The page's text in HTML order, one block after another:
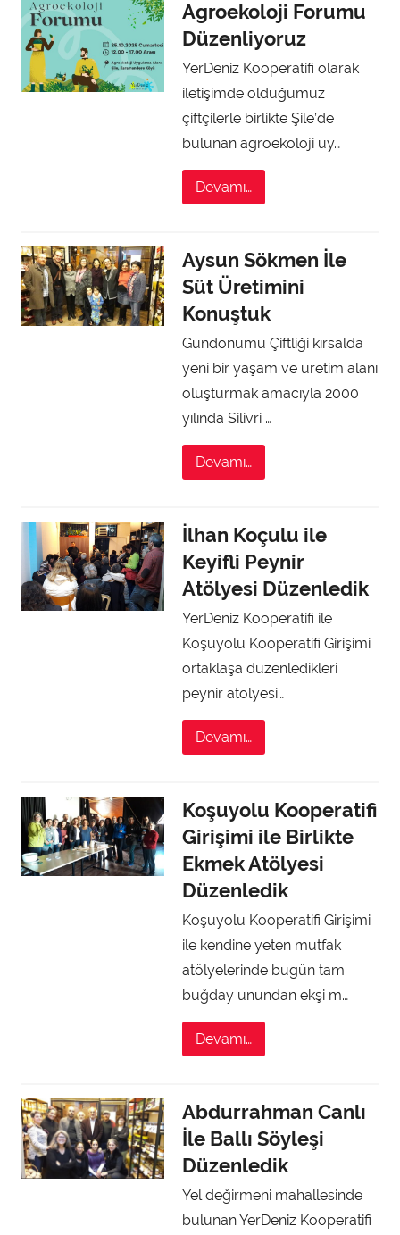
Agroekoloji Forumu
Düzenliyoruz
YerDeniz Kooperatifi olarak
iletişimde olduğumuz
çiftçilerle birlikte Şile’de
bulunan agroekoloji uy…
Devamı…
Aysun Sökmen İle
Süt Üretimini
Konuştuk
Gündönümü Çiftliği kırsalda
yeni bir yaşam ve üretim alanı
oluşturmak amacıyla 2000
yılında Silivri …
Devamı…
İlhan Koçulu ile
Keyifli Peynir
Atölyesi Düzenledik
YerDeniz Kooperatifi ile
Koşuyolu Kooperatifi Girişimi
ortaklaşa düzenledikleri
peynir atölyesi…
Devamı…
Koşuyolu Kooperatifi
Girişimi ile Birlikte
Ekmek Atölyesi
Düzenledik
Koşuyolu Kooperatifi Girişimi
ile kendine yeten mutfak
atölyelerinde bugün tam
buğday unundan ekşi m…
Devamı…
Abdurrahman Canlı
İle Ballı Söyleşi
Düzenledik
Yel değirmeni mahallesinde
bulunan YerDeniz Kooperatifi